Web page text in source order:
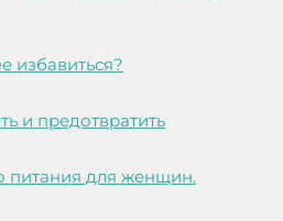
избавиться?
и предотвратить
питания для женщин.